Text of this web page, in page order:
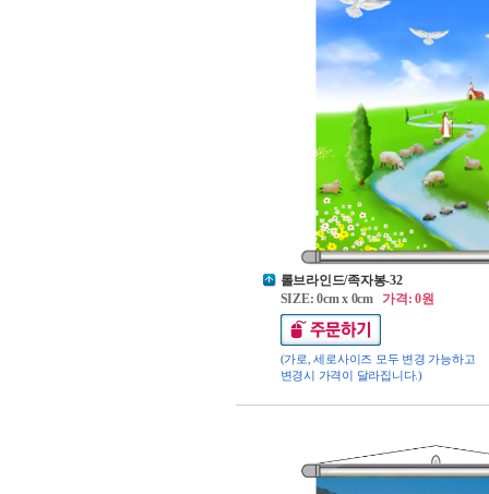
롤브라인드/족자봉-32
SIZE: 0cm x 0cm가격: 0원
(가로, 세로사이즈 모두 변경 가능하고
변경시 가격이 달라집니다.)